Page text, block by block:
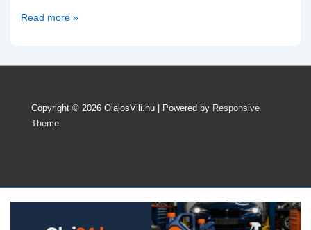
Renault
szabványok:
helyesen,
problémákat?
Read more »
Copyright © 2026 OlajosVili.hu | Powered by Responsive
Theme